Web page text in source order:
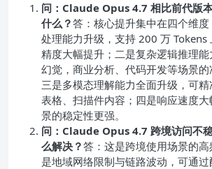
问：Claude Opus 4.7 相比前代版
什么？答：核心提升集中在四个维
处理能力升级，支持 200 万 Tokens
精度大幅提升；二是复杂逻辑推理
幻觉，商业分析、代码开发等场景的
三是多模态理解能力全面升级，可精
表格、扫描件内容；四是响应速度
景的稳定性更强。
问：Claude Opus 4.7 跨境访问不
么解决？答：这是跨境使用场景的
是地域网络限制与链路波动，可通过